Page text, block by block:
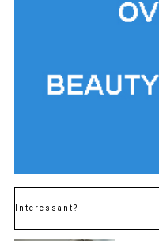
Interessant?